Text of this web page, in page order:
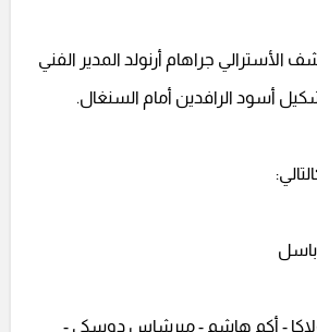
الأسترالي جراهام أرنولد المدير الفني
أسود الرافدين أمام السنغال.
باسل
- أكم هاشم - ميرشاس دوسكي -